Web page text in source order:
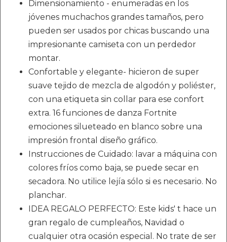
Dimensionamiento - enumeradas en los
jóvenes muchachos grandes tamaños, pero
pueden ser usados por chicas buscando una
impresionante camiseta con un perdedor
montar.
Confortable y elegante- hicieron de super
suave tejido de mezcla de algodón y poliéster,
con una etiqueta sin collar para ese confort
extra. 16 funciones de danza Fortnite
emociones silueteado en blanco sobre una
impresión frontal diseño gráfico.
Instrucciones de Cuidado: lavar a máquina con
colores fríos como baja, se puede secar en
secadora. No utilice lejía sólo si es necesario. No
planchar.
IDEA REGALO PERFECTO: Este kids' t hace un
gran regalo de cumpleaños, Navidad o
cualquier otra ocasión especial. No trate de ser